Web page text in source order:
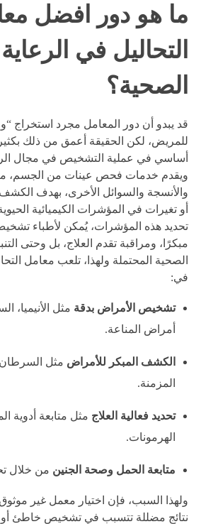
ما هو دور افضل
التحاليل في الرعاية
الصحية؟
قد يبدو أن دور المعامل مجرد استخراج
للمريض، لكن الحقيقة أعمق من ذلك
أساسي في عملية التشخيص في مجال
ويقدم خدمات فحص عينات من الجسم،
والأنسجة والسوائل الأخرى، بهدف
أو تغيرات في المؤشرات الكيميائية
تحديد هذه المؤشرات، يُمكن لأطباء
مبكرًا، ومراقبة تقدم العلاج، بل وحتى
الصحية المحتملة ولهذا، تلعب معامل
في:
تشخيص الأمراض بدقة مثل الأنيميا،
أمراض المناعة.
الكشف المبكر للأمراض مثل
المزمنة.
تحديد فعالية العلاج مثل متابعة أدوية
الهرمونات.
متابعة الحمل وصحة الجنين من خلال
ولهذا السبب، فإن اختيار معمل غير
نتائج مضللة تتسبب في تشخيص خاطئ أو